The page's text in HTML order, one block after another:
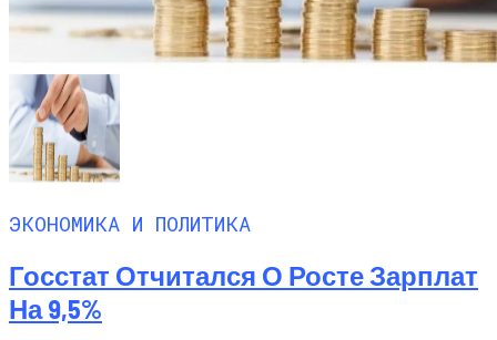
ЭКОНОМИКА И ПОЛИТИКА
Госстат Отчитался О Росте Зарплат
На 9,5%